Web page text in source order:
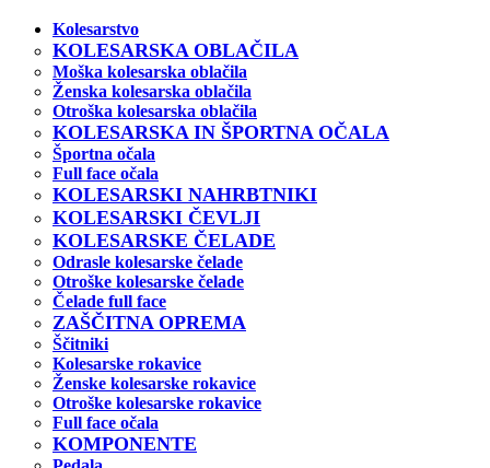
Kolesarstvo
KOLESARSKA OBLAČILA
Moška kolesarska oblačila
Ženska kolesarska oblačila
Otroška kolesarska oblačila
KOLESARSKA IN ŠPORTNA OČALA
Športna očala
Full face očala
KOLESARSKI NAHRBTNIKI
KOLESARSKI ČEVLJI
KOLESARSKE ČELADE
Odrasle kolesarske čelade
Otroške kolesarske čelade
Čelade full face
ZAŠČITNA OPREMA
Ščitniki
Kolesarske rokavice
Ženske kolesarske rokavice
Otroške kolesarske rokavice
Full face očala
KOMPONENTE